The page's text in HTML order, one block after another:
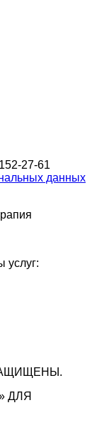
27-61
данных
услуг:
ДЛЯ